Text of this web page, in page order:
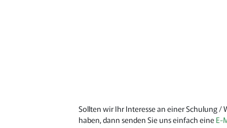
Sollten wir Ihr Interesse an einer Schulung /
haben, dann senden Sie uns einfach eineE-